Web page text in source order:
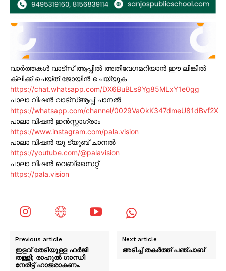
വാർത്തകൾ വാട്സ് ആപ്പിൽ അതിവേഗമറിയാൻ ഈ ലിങ്കിൽ
ക്ലിക്ക് ചെയ്ത് ജോയിൻ ചെയ്യുക
https://chat.whatsapp.com/DX6BuBLs9Yg85MLxY1e0gg
പാലാ വിഷൻ വാട്സ്ആപ്പ് ചാനൽ
https://whatsapp.com/channel/0029VaOkK347dmeU81dBvf2X
പാലാ വിഷൻ ഇൻസ്റ്റാഗ്രാം
https://www.instagram.com/pala.vision
പാലാ വിഷൻ യൂ ട്യൂബ് ചാനൽ
https://youtube.com/@palavision
പാലാ വിഷൻ വെബ്സൈറ്റ്
https://pala.vision
Previous article
ഇളവ് തേടിയുള്ള ഹർജി
തള്ളി; രാഹുൽ ഗാന്ധി
നേരിട്ട് ഹാജരാകണം.
Next article
അടിച്ച് തകർത്ത് പഞ്ചാബ്